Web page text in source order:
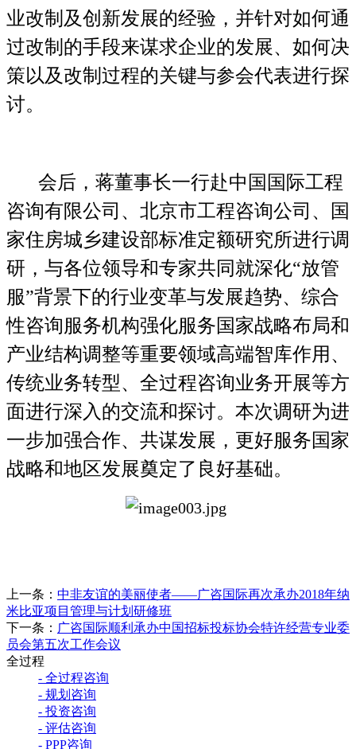
业改制及创新发展的经验，并针对如何通
过改制的手段来谋求企业的发展、如何决
策以及改制过程的关键与参会代表进行探
讨。
会后，蒋董事长一行赴中国国际工程
咨询有限公司、北京市工程咨询公司、国
家住房城乡建设部标准定额研究所进行调
研，与各位领导和专家共同就深化“放管
服”背景下的行业变革与发展趋势、综合
性咨询服务机构强化服务国家战略布局和
产业结构调整等重要领域高端智库作用、
传统业务转型、全过程咨询业务开展等方
面进行深入的交流和探讨。本次调研为进
一步加强合作、共谋发展，更好服务国家
战略和地区发展奠定了良好基础。
上一条： 中非友谊的美丽使者——广咨国际再次承办2018年纳
米比亚项目管理与计划研修班
下一条： 广咨国际顺利承办中国招标投标协会特许经营专业委
员会第五次工作会议
全过程
- 全过程咨询
- 规划咨询
- 投资咨询
- 评估咨询
- PPP咨询